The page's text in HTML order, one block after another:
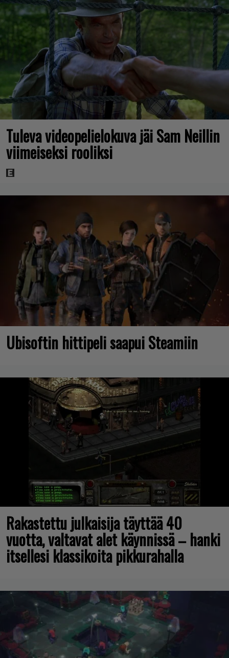
Tuleva videopelielokuva jäi Sam Neillin
viimeiseksi rooliksi
Ubisoftin hittipeli saapui Steamiin
Rakastettu julkaisija täyttää 40
vuotta, valtavat alet käynnissä – hanki
itsellesi klassikoita pikkurahalla